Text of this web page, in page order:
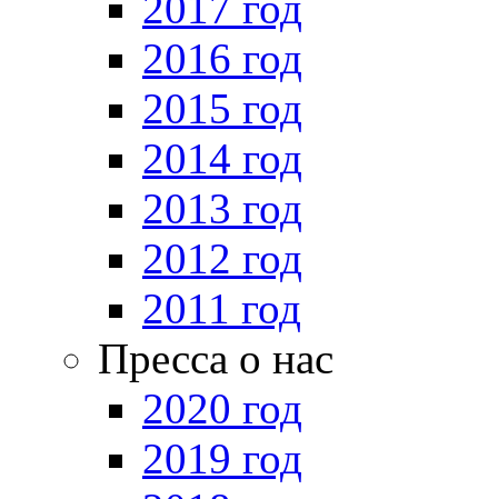
2016 год
2015 год
2014 год
2013 год
2012 год
2011 год
Пресса о нас
2020 год
2019 год